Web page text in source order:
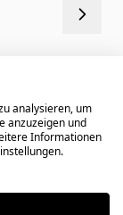
analysieren, um
anzuzeigen und
Informationen